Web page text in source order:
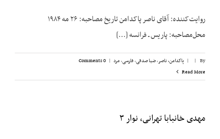
روایت‌کننده: آقای ناصر پاکدامن تاریخ مصاحبه: ۲۶ مه ۱۹۸۴
محل‌مصاحبه: پاریس ـ فرانسه [...]
By
|
| پاکدامن، ناصر,ضیا صدقی,فارسی,مرد |
0 Comments
Read More
مهدی خانبابا تهرانی، نوار ۳